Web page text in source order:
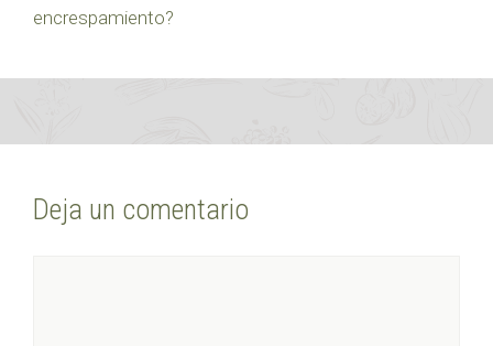
encrespamiento?
Deja un comentario